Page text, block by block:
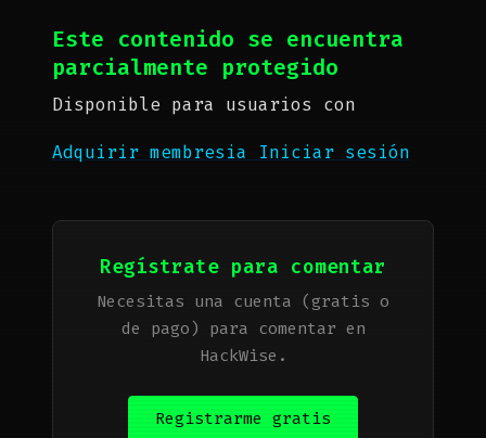
Este contenido se encuentra
parcialmente protegido
Disponible para usuarios con
Adquirir membresia Iniciar sesión
Regístrate para comentar
Necesitas una cuenta (gratis o
de pago) para comentar en
HackWise.
Registrarme gratis